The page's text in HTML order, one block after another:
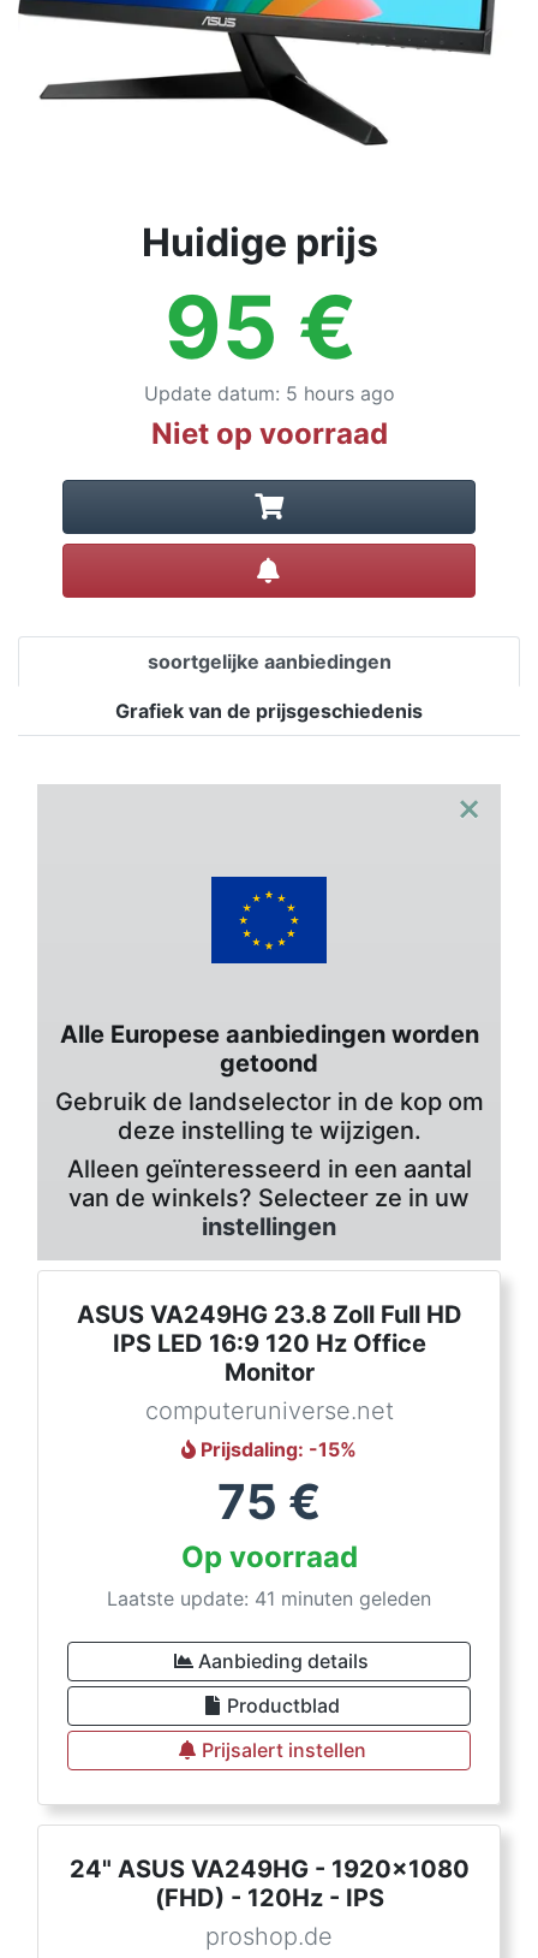
Huidige prijs
95 €
Update datum: 5 hours ago
Niet op voorraad
soortgelijke aanbiedingen
Grafiek van de prijsgeschiedenis
×
Alle Europese aanbiedingen worden
getoond
Gebruik de landselector in de kop om
deze instelling te wijzigen.
Alleen geïnteresseerd in een aantal
van de winkels? Selecteer ze in uw
instellingen
ASUS VA249HG 23.8 Zoll Full HD
IPS LED 16:9 120 Hz Office
Monitor
computeruniverse.net
Prijsdaling: -15%
75 €
Op voorraad
Laatste update: 41 minuten geleden
Aanbieding details
Productblad
Prijsalert instellen
24" ASUS VA249HG - 1920x1080
(FHD) - 120Hz - IPS
proshop.de